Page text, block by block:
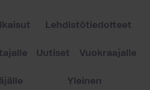
Lehdistötiedotteet
Uutiset Vuokraajalle
Yleinen